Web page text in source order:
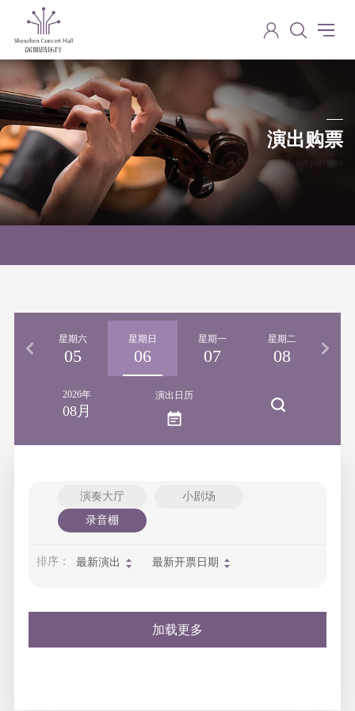
演出购票
Performance ticket purchase
星期六
05
星期日
06
星期一
07
星期二
08
2026年
08月
演出日历
演奏大厅
小剧场
录音棚
排序： 最新演出 最新开票日期
加载更多